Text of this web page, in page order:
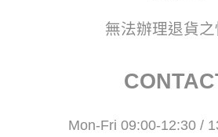
無法辦理退貨之
Mon-Fri 09:00-12:30 /